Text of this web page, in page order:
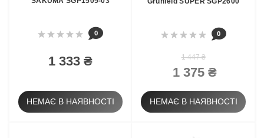
0
1 333 ₴
НЕМАЄ В НАЯВНОСТІ
0
1 447 ₴
1 375 ₴
НЕМАЄ В НАЯВНОСТІ